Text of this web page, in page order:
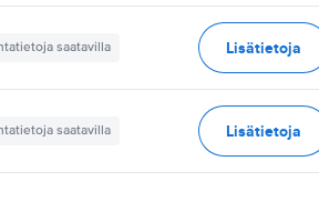
saatavilla Lisätietoja
saatavilla Lisätietoja